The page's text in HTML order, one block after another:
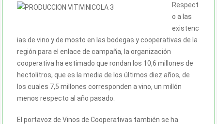
Respect
o a las
existenc
ias de vino y de mosto en las bodegas y cooperativas de la
región para el enlace de campaña, la organización
cooperativa ha estimado que rondan los 10,6 millones de
hectolitros, que es la media de los últimos diez años, de
los cuales 7,5 millones corresponden a vino, un millón
menos respecto al año pasado.
El portavoz de Vinos de Cooperativas también se ha